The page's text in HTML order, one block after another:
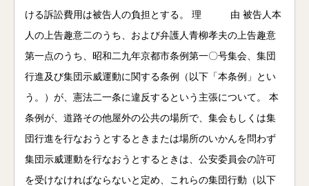
ける訴訟費用は被告人の負担とする。 理 由 被告人本
人の上告趣意二のうち、および弁護人青柳孝夫の上告趣意
第一点のうち、昭和二九年京都市条例第一〇号集会、集団
行進及び集団示威運動に関する条例（以下「本条例」とい
う。）が、憲法二一条に違反するという主張について。 本
条例が、道路その他屋外の公共の場所で、集会もしくは集
団行進を行なおうとするときまたは場所のいかんを問わず
集団示威運動を行なおうとするときは、公安委員会の許可
を受けなければならないと定め、これらの集団行動（以下